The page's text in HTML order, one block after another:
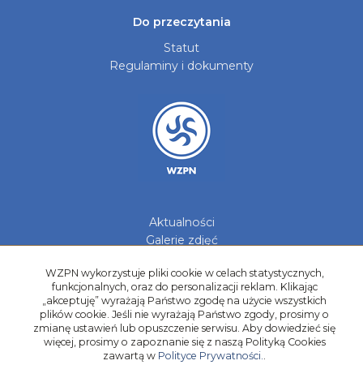
Do przeczytania
Statut
Regulaminy i dokumenty
Aktualności
Galerie zdjęć
Kadry Regionów
Program Grantowy
Dziewczyny do Piłki
WZPN wykorzystuje pliki cookie w celach statystycznych,
funkcjonalnych, oraz do personalizacji reklam. Klikając
„akceptuję” wyrażają Państwo zgodę na użycie wszystkich
plików cookie. Jeśli nie wyrażają Państwo zgody, prosimy o
zmianę ustawień lub opuszczenie serwisu. Aby dowiedzieć się
więcej, prosimy o zapoznanie się z naszą Polityką Cookies
zawartą w Polityce Prywatności..